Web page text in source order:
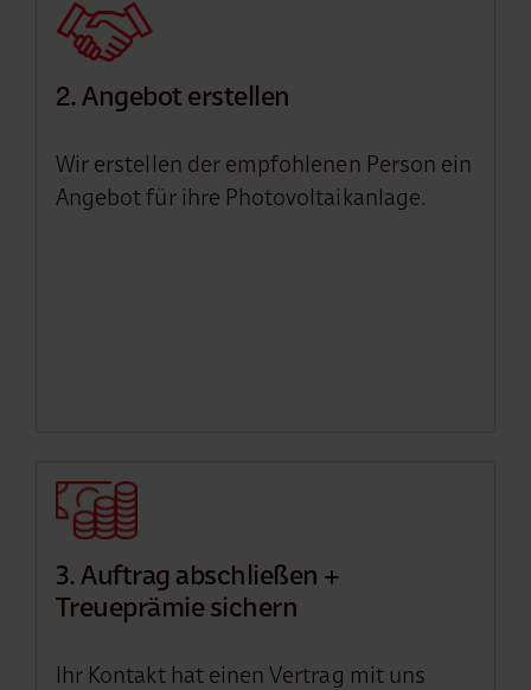
2. Angebot erstellen
Wir erstellen der empfohlenen Person ein
Angebot für ihre Photovoltaikanlage.
3. Auftrag abschließen +
Treueprämie sichern
Ihr Kontakt hat einen Vertrag mit uns